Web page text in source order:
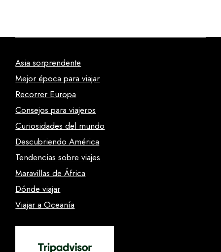
Asia sorprendente
Mejor época para viajar
Recorrer Europa
Consejos para viajeros
Curiosidades del mundo
Descubriendo América
Tendencias sobre viajes
Maravillas de África
Dónde viajar
Viajar a Oceanía